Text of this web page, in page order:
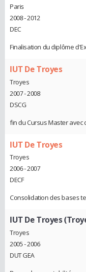
Paris
2008 - 2012
DEC
Finalisation du diplôme
IUT De Troyes
Troyes
2007 - 2008
DSCG
fin du Cursus Master
IUT De Troyes
Troyes
2006 - 2007
DECF
Consolidation des bases
IUT De Troyes
Troyes
2005 - 2006
DUT GEA